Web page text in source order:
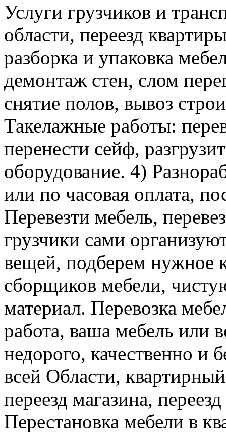
Услуги грузчиков и
области, переезд
разборка и упаковка
демонтаж стен, слом
снятие полов, вывоз
Такелажные работы:
перенести сейф,
оборудование. 4)
или по часовая оплата,
Перевезти мебель,
грузчики сами
вещей, подберем нужное
сборщиков мебели,
материал. Перевозка
работа, ваша мебель или
недорого, качественно и
всей Области,
переезд магазина,
Перестановка мебели в